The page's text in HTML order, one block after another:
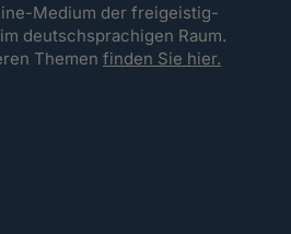
Medium der freigeistig-
deutschsprachigen Raum.
Themenfinden Sie hier.